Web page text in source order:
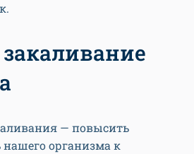
— повысить
организма к